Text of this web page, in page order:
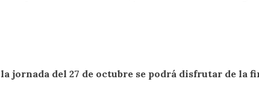
la jornada del 27 de octubre se podrá disfrutar de la